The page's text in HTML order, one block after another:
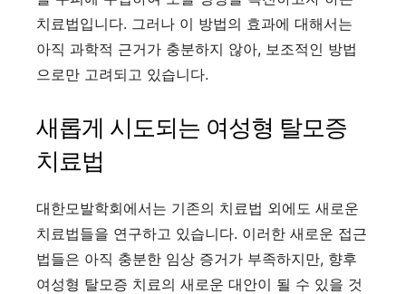
치료법입니다. 그러나 이 방법의 효과에 대해서는
아직 과학적 근거가 충분하지 않아, 보조적인 방법
으로만 고려되고 있습니다.
새롭게 시도되는 여성형 탈모증
치료법
대한모발학회에서는 기존의 치료법 외에도 새로운
치료법들을 연구하고 있습니다. 이러한 새로운 접근
법들은 아직 충분한 임상 증거가 부족하지만, 향후
여성형 탈모증 치료의 새로운 대안이 될 수 있을 것